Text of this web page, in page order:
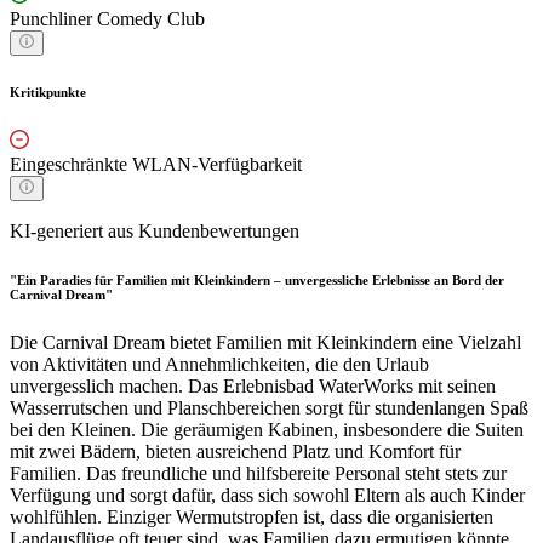
Punchliner Comedy Club
Kritikpunkte
Eingeschränkte WLAN-Verfügbarkeit
KI-generiert aus Kundenbewertungen
"Ein Paradies für Familien mit Kleinkindern – unvergessliche Erlebnisse an Bord der
Carnival Dream"
Die Carnival Dream bietet Familien mit Kleinkindern eine Vielzahl
von Aktivitäten und Annehmlichkeiten, die den Urlaub
unvergesslich machen. Das Erlebnisbad WaterWorks mit seinen
Wasserrutschen und Planschbereichen sorgt für stundenlangen Spaß
bei den Kleinen. Die geräumigen Kabinen, insbesondere die Suiten
mit zwei Bädern, bieten ausreichend Platz und Komfort für
Familien. Das freundliche und hilfsbereite Personal steht stets zur
Verfügung und sorgt dafür, dass sich sowohl Eltern als auch Kinder
wohlfühlen. Einziger Wermutstropfen ist, dass die organisierten